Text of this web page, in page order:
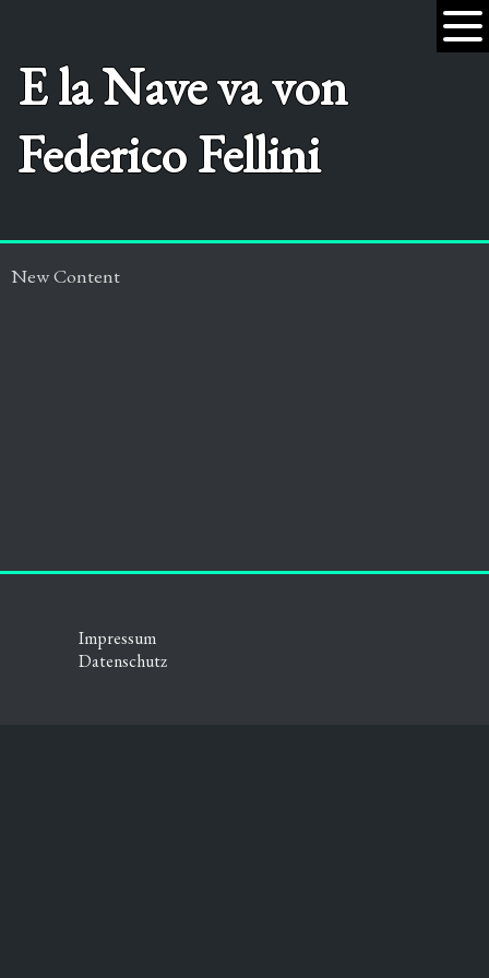
E la Nave va von
Federico Fellini
New Content
Impressum
Datenschutz